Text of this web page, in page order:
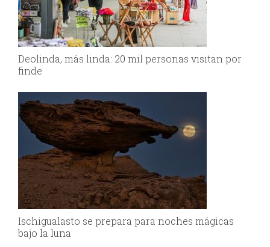
Deolinda, más linda: 20 mil personas visitan por
finde
Ischigualasto se prepara para noches mágicas
bajo la luna